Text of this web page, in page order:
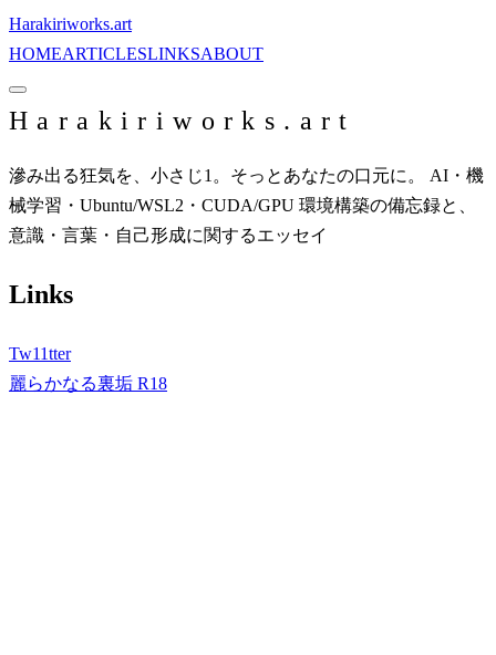
Harakiriworks.art
HOMEARTICLESLINKSABOUT
Harakiriworks.art
滲み出る狂気を、小さじ1。そっとあなたの口元に。 AI・機
械学習・Ubuntu/WSL2・CUDA/GPU 環境構築の備忘録と、
意識・言葉・自己形成に関するエッセイ
Links
Tw11tter
麗らかなる裏垢 R18